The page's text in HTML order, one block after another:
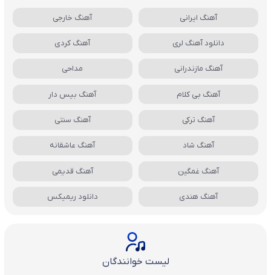
آهنگ ایرانی آهنگ خارجی
دانلود آهنگ لری آهنگ کردی
آهنگ مازندرانی مداحی
آهنگ بی کلام آهنگ بیس دار
آهنگ ترکی آهنگ سنتی
آهنگ شاد آهنگ عاشقانه
آهنگ غمگین آهنگ قدیمی
آهنگ هندی دانلود ریمیکس
لیست خوانندگان